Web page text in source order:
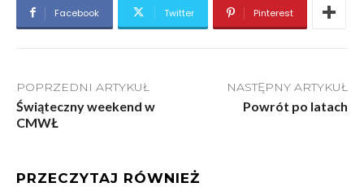
Facebook Twitter Pinterest
POPRZEDNI ARTYKUŁ
Świąteczny weekend w
CMWŁ
NASTĘPNY ARTYKUŁ
Powrót po latach
PRZECZYTAJ RÓWNIEŻ